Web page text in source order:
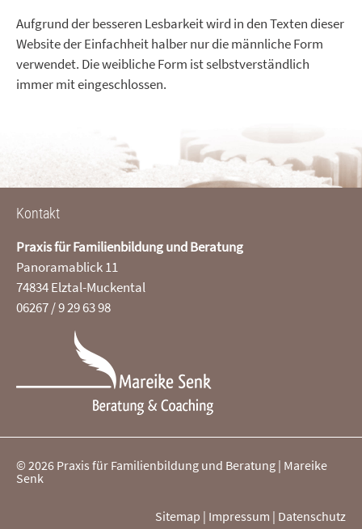
Aufgrund der besseren Lesbarkeit wird in den Texten dieser
Website der Einfachheit halber nur die männliche Form
verwendet. Die weibliche Form ist selbstverständlich
immer mit eingeschlossen.
Kontakt
Praxis für Familienbildung und Beratung
Panoramablick 11
74834 Elztal-Muckental
06267 / 9 29 63 98
© 2026 Praxis für Familienbildung und Beratung | Mareike
Senk
Sitemap | Impressum | Datenschutz